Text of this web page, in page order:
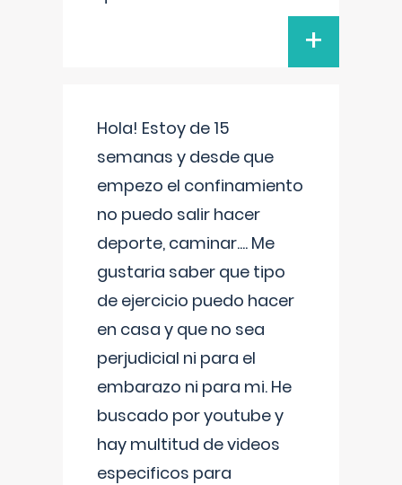
+
Hola! Estoy de 15
semanas y desde que
empezo el confinamiento
no puedo salir hacer
deporte, caminar.... Me
gustaria saber que tipo
de ejercicio puedo hacer
en casa y que no sea
perjudicial ni para el
embarazo ni para mi. He
buscado por youtube y
hay multitud de videos
especificos para